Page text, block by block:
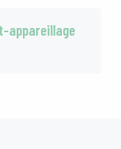
appareillage